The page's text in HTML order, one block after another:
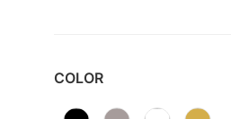
COLOR